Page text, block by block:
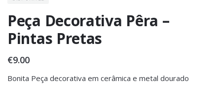
Peça Decorativa Pêra –
Pintas Pretas
€9.00
Bonita Peça decorativa em cerâmica e metal dourado